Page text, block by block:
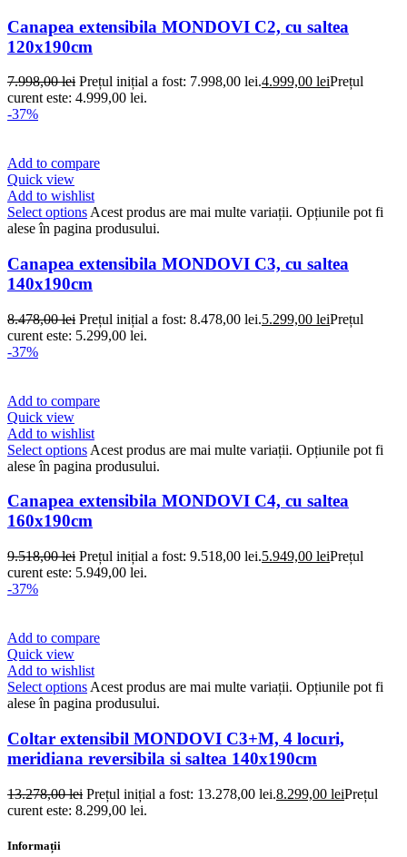
Canapea extensibila MONDOVI C2, cu saltea
120x190cm
7.998,00lei Prețul inițial a fost: 7.998,00 lei.4.999,00 leiPrețul
curent este: 4.999,00 lei.
-37%
Add to compare
Quick view
Add to wishlist
Select options Acest produs are mai multe variații. Opțiunile pot fi
alese în pagina produsului.
Canapea extensibila MONDOVI C3, cu saltea
140x190cm
8.478,00lei Prețul inițial a fost: 8.478,00 lei.5.299,00 leiPrețul
curent este: 5.299,00 lei.
-37%
Add to compare
Quick view
Add to wishlist
Select options Acest produs are mai multe variații. Opțiunile pot fi
alese în pagina produsului.
Canapea extensibila MONDOVI C4, cu saltea
160x190cm
9.518,00lei Prețul inițial a fost: 9.518,00 lei.5.949,00 leiPrețul
curent este: 5.949,00 lei.
-37%
Add to compare
Quick view
Add to wishlist
Select options Acest produs are mai multe variații. Opțiunile pot fi
alese în pagina produsului.
Coltar extensibil MONDOVI C3+M, 4 locuri,
meridiana reversibila si saltea 140x190cm
13.278,00lei Prețul inițial a fost: 13.278,00 lei.8.299,00 leiPrețul
curent este: 8.299,00 lei.
Informații